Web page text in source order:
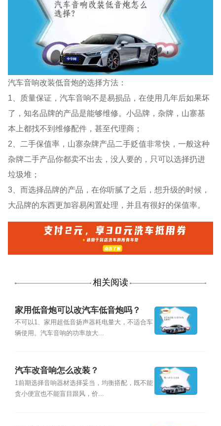
汽车音响改装低音炮的选择方法：
1、质量保证，汽车音响不是易损品，在使用几年后如果坏
了，知名品牌的产品是能够维修。小品牌，杂牌，山寨基
本上都找不到维修配件，甚至代理商；
2、二手保值率，山寨杂牌产品二手贬值非常快，一般这种
杂牌二手产品你都卖不出去，没人要的，只可以选择扔进
垃圾堆；
3、而选择品牌的产品，在你听腻了之后，想升级的时候，
大品牌的东西更加容易闲置处理，并且有很好的保值率。
相关阅读
家用低音炮可以改汽车低音炮吗？
不可以1、家用超低音扬声器耗电量大，不适合车
辆使用。汽车音响的功率放大...
汽车改音响怎么改装？
1前期选择音响器材选择妥当，均衡搭配，既不能
贪小便宜也不能盲目跟风，价...